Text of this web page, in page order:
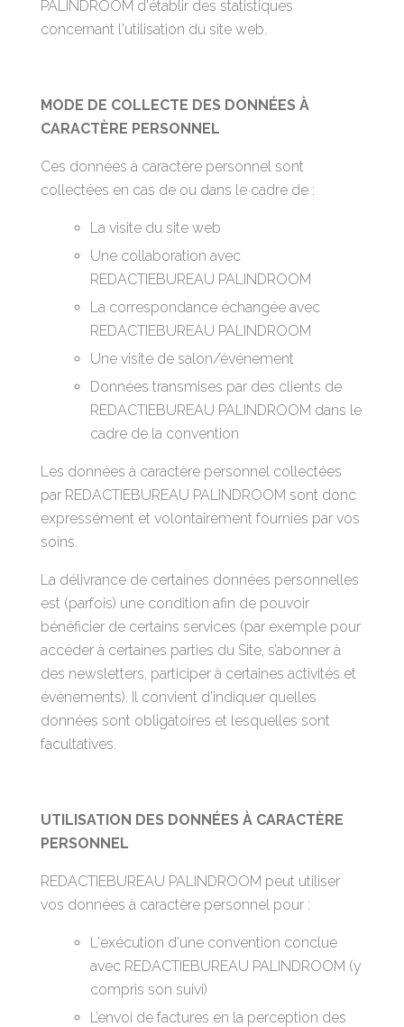
PALINDROOM d'établir des statistiques
concernant l'utilisation du site web.
MODE DE COLLECTE DES DONNÉES À
CARACTÈRE PERSONNEL
Ces données à caractère personnel sont
collectées en cas de ou dans le cadre de :
La visite du site web
Une collaboration avec
REDACTIEBUREAU PALINDROOM
La correspondance échangée avec
REDACTIEBUREAU PALINDROOM
Une visite de salon/événement
Données transmises par des clients de
REDACTIEBUREAU PALINDROOM dans le
cadre de la convention
Les données à caractère personnel collectées
par REDACTIEBUREAU PALINDROOM sont donc
expressément et volontairement fournies par vos
soins.
La délivrance de certaines données personnelles
est (parfois) une condition afin de pouvoir
bénéficier de certains services (par exemple pour
accéder à certaines parties du Site, s’abonner à
des newsletters, participer à certaines activités et
événements). Il convient d’indiquer quelles
données sont obligatoires et lesquelles sont
facultatives.
UTILISATION DES DONNÉES À CARACTÈRE
PERSONNEL
REDACTIEBUREAU PALINDROOM peut utiliser
vos données à caractère personnel pour :
L'exécution d'une convention conclue
avec REDACTIEBUREAU PALINDROOM (y
compris son suivi)
L’envoi de factures en la perception des